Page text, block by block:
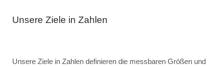
Unsere Ziele in Zahlen
Unsere Ziele in Zahlen definieren die messbaren Größen und